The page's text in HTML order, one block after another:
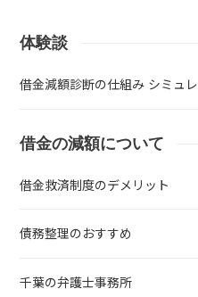
体験談
借金減額診断の仕組み シミュ
借金の減額について
借金救済制度のデメリット
債務整理のおすすめ
千葉の弁護士事務所